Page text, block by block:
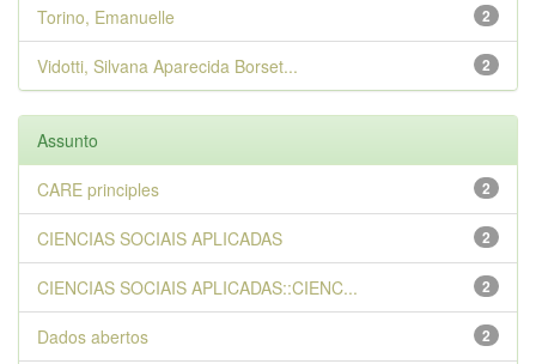
2
Torino, Emanuelle
2
Vidotti, Silvana Aparecida Borset...
Assunto
2
CARE principles
2
CIENCIAS SOCIAIS APLICADAS
2
CIENCIAS SOCIAIS APLICADAS::CIENC...
2
Dados abertos